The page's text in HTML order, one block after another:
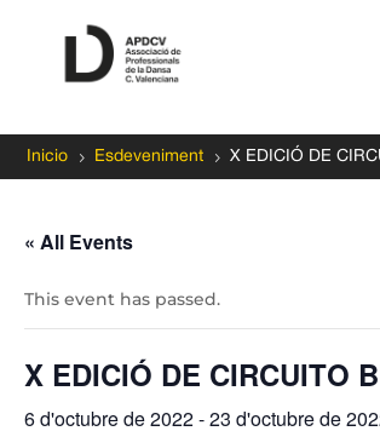
Inicio 5 Esdeveniment 5 X EDICIÓ DE
« All Events
This event has passed.
X EDICIÓ DE CIRCUITO
6 d'octubre de 2022-23 d'octubre de